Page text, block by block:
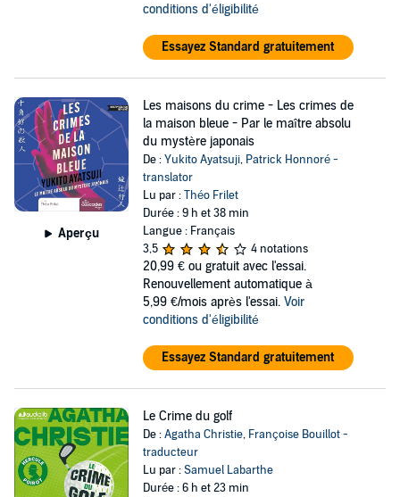
conditions d'éligibilité
Essayez Standard gratuitement
Aperçu
Les maisons du crime - Les crimes de
la maison bleue - Par le maître absolu
du mystère japonais
De :Yukito Ayatsuji, Patrick Honnoré -
translator
Lu par :Théo Frilet
Durée : 9 h et 38 min
Langue : Français
3,5
4 notations
20,99 € ou gratuit avec l'essai.
Renouvellement automatique à
5,99 €/mois après l'essai. Voir
conditions d'éligibilité
Essayez Standard gratuitement
Le Crime du golf
De :Agatha Christie, Françoise Bouillot -
traducteur
Lu par :Samuel Labarthe
Durée : 6 h et 23 min